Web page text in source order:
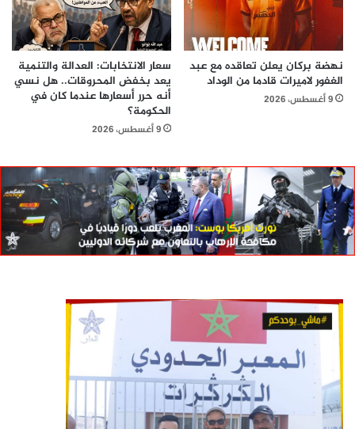
نهضة بركان يعلن تعاقده مع عبد
الغفور لاميرات قادما من الوداد
9 أغسطس، 2026
سعار الانتخابات: العدالة والتنمية
يعد بخفض المحروقات.. هل نسي
أنه حرر أسعارها عندما كان في
الحكومة؟
9 أغسطس، 2026